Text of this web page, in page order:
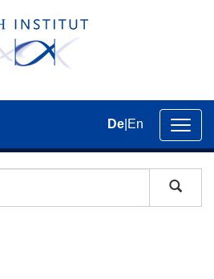
der
De En